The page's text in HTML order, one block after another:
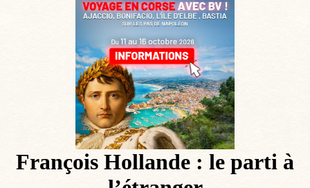
François Hollande : le parti à